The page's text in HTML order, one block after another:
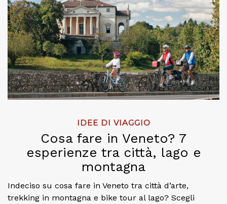
IDEE DI VIAGGIO
Cosa fare in Veneto? 7
esperienze tra città, lago e
montagna
Indeciso su cosa fare in Veneto tra città d’arte,
trekking in montagna e bike tour al lago? Scegli